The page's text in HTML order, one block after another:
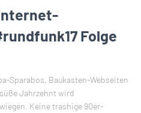
Folge
Sparabos, Baukasten-Webseiten
Jahrzehnt wird
Keine trashige 90er-